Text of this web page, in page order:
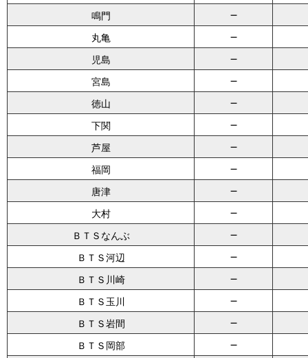
鳴門 －
丸亀 －
児島 －
宮島 －
徳山 －
下関 －
芦屋 －
福岡 －
唐津 －
大村 －
ＢＴＳなんぶ －
ＢＴＳ河辺 －
ＢＴＳ川崎 －
ＢＴＳ玉川 －
ＢＴＳ岩間 －
ＢＴＳ岡部 －